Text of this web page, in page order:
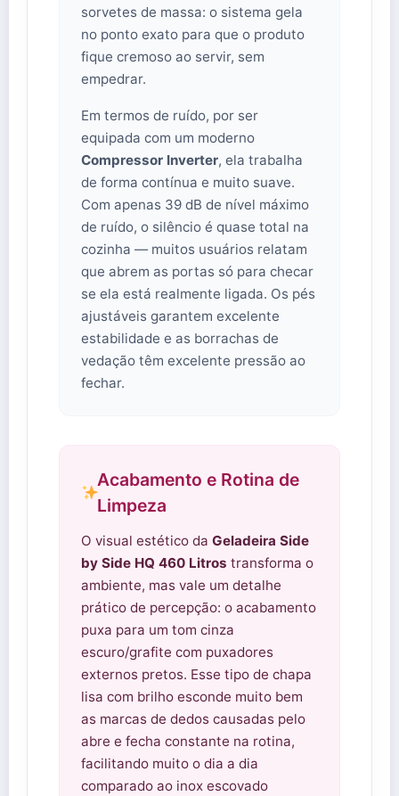
sorvetes de massa: o sistema gela
no ponto exato para que o produto
fique cremoso ao servir, sem
empedrar.
Em termos de ruído, por ser
equipada com um moderno
Compressor Inverter, ela trabalha
de forma contínua e muito suave.
Com apenas 39 dB de nível máximo
de ruído, o silêncio é quase total na
cozinha — muitos usuários relatam
que abrem as portas só para checar
se ela está realmente ligada. Os pés
ajustáveis garantem excelente
estabilidade e as borrachas de
vedação têm excelente pressão ao
fechar.
Acabamento e Rotina de
Limpeza
O visual estético da Geladeira Side
by Side HQ 460 Litros transforma o
ambiente, mas vale um detalhe
prático de percepção: o acabamento
puxa para um tom cinza
escuro/grafite com puxadores
externos pretos. Esse tipo de chapa
lisa com brilho esconde muito bem
as marcas de dedos causadas pelo
abre e fecha constante na rotina,
facilitando muito o dia a dia
comparado ao inox escovado